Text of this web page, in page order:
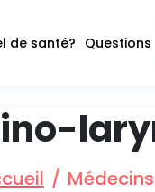
de santé? Questions
Médecins